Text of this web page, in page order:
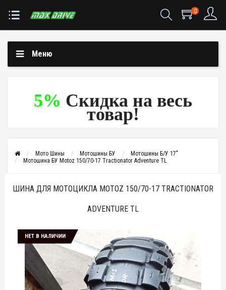
0
Меню
5% Скидка на весь
товар!
Мото Шины Мотошины БУ
Мотошины Б/У 17"
Мотошина БУ Motoz 150/70-17 Tractionator Adventure TL
ШИНА ДЛЯ МОТОЦИКЛА MOTOZ 150/70-17 TRACTIONATOR
ADVENTURE TL
НЕТ В НАЛИЧИИ